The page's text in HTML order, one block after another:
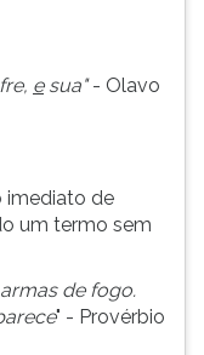
esua"- Olavo
imediato de
um termo sem
de fogo.
" - Provérbio